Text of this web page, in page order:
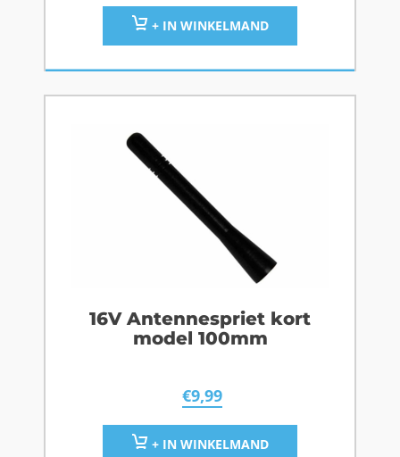
+ IN WINKELMAND
16V Antennespriet kort
model 100mm
€9,99
+ IN WINKELMAND